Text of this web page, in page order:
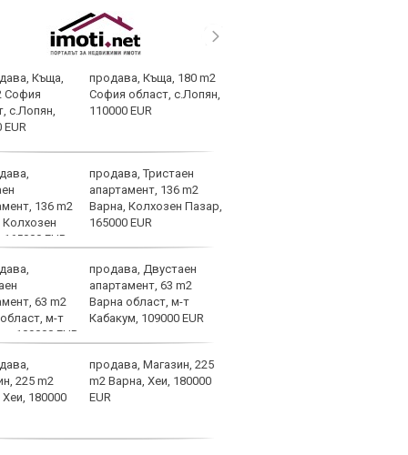
продава, Къща, 180 m2
София област, с.Лопян,
110000 EUR
продава, Тристаен
апартамент, 136 m2
Варна, Колхозен Пазар,
165000 EUR
продава, Двустаен
апартамент, 63 m2
Варна област, м-т
Кабакум, 109000 EUR
продава, Магазин, 225
m2 Варна, Хеи, 180000
EUR